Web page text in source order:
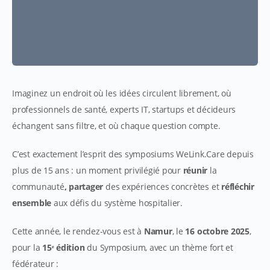
Imaginez un endroit où les idées circulent librement, où
professionnels de santé, experts IT, startups et décideurs
échangent sans filtre, et où chaque question compte.
C’est exactement l’esprit des symposiums WeLink.Care depuis
plus de 15 ans : un moment privilégié pour réunir la
communauté, partager des expériences concrètes etréfléchir
ensemble aux défis du système hospitalier.
Cette année, le rendez-vous est à Namur, le 16 octobre 2025,
pour la 15ᵉ éditiondu Symposium, avec un thème fort et
fédérateur :